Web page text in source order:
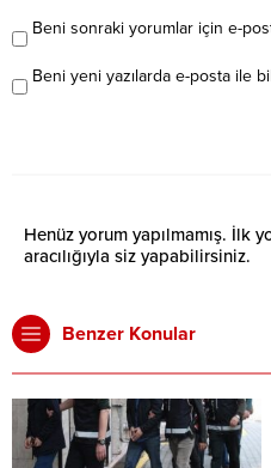
Beni sonraki yorumlar için e-
Beni yeni yazılarda e-posta ile
Henüz yorum yapılmamış. İlk
aracılığıyla siz yapabilirsiniz.
Benzer Konular